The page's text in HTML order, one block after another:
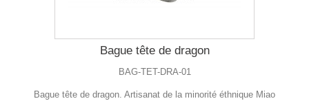
Bague tête de dragon
BAG-TET-DRA-01
Bague tête de dragon. Artisanat de la minorité éthnique Miao